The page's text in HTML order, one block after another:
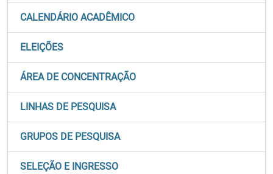
CALENDÁRIO ACADÊMICO
ELEIÇÕES
ÁREA DE CONCENTRAÇÃO
LINHAS DE PESQUISA
GRUPOS DE PESQUISA
SELEÇÃO E INGRESSO